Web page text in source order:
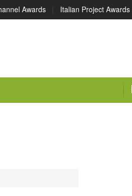
Awards | Italian Project Awards